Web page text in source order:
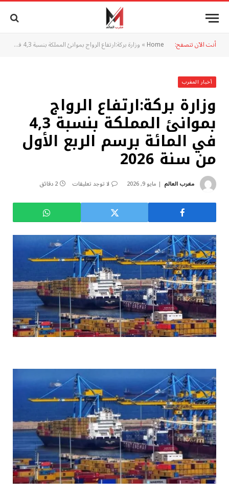
أنت الآن تتصفح: Home
» وزارة بركة:ارتفاع الرواج بموانئ المملكة بنسبة 4,3 في المائة برسم الربع الأول من سنة 2026
أخبار المغرب
وزارة بركة:ارتفاع الرواج
بموانئ المملكة بنسبة 4,3
في المائة برسم الربع الأول
من سنة 2026
مغرب العالم مايو 9, 2026 لا توجد تعليقات 2 دقائق